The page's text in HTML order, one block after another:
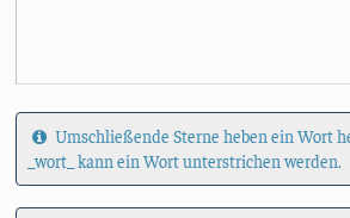
Umschließende Sterne heben ein Wort
_wort_ kann ein Wort unterstrichen werden.